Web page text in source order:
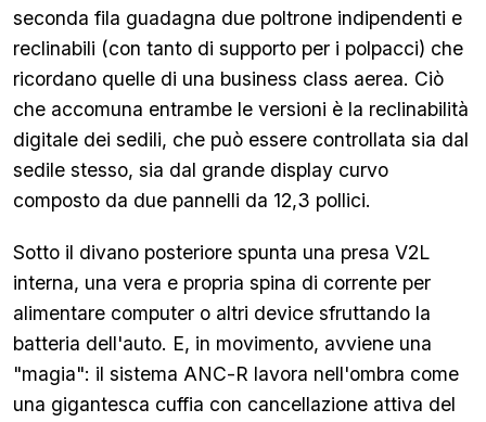
seconda fila guadagna due poltrone indipendenti e
reclinabili (con tanto di supporto per i polpacci) che
ricordano quelle di una business class aerea. Ciò
che accomuna entrambe le versioni è la reclinabilità
digitale dei sedili, che può essere controllata sia dal
sedile stesso, sia dal grande display curvo
composto da due pannelli da 12,3 pollici.
Sotto il divano posteriore spunta una presa V2L
interna, una vera e propria spina di corrente per
alimentare computer o altri device sfruttando la
batteria dell'auto. E, in movimento, avviene una
"magia": il sistema ANC-R lavora nell'ombra come
una gigantesca cuffia con cancellazione attiva del